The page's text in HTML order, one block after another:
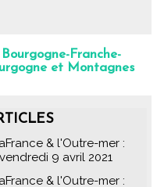
Franche-
et Montagnes
& l'Outre-mer :
9 avril 2021
& l'Outre-mer :